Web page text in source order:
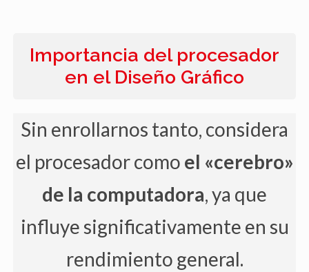
Importancia del procesador
en el Diseño Gráfico
Sin enrollarnos tanto, considera
el procesador como el «cerebro»
de la computadora, ya que
influye significativamente en su
rendimiento general.